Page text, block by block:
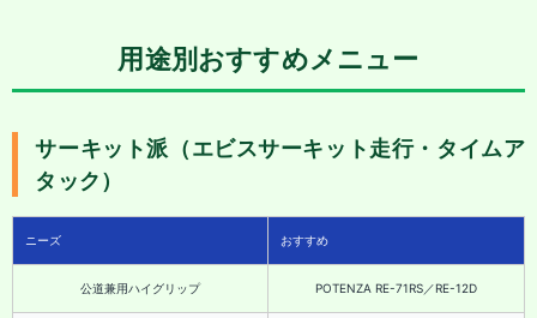
用途別おすすめメニュー
サーキット派（エビスサーキット走行・タイムア
タック）
ニーズ おすすめ
公道兼用ハイグリップ POTENZA RE-71RS／RE-12D